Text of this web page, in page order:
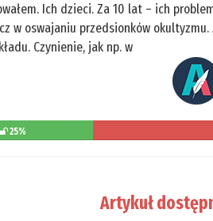
Ich dzieci. Za 10 lat – ich
w oswajaniu przedsionków
Czynienie, jak np. w
25%
Artykuł